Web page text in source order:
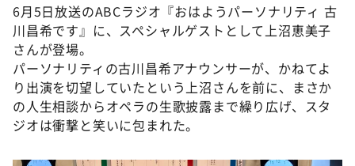
探偵！ナイトスクープ
news おかえり
河合＆A.B.C-Z塚田×福井アナ「なんでやねん！？」
（news おかえり）
DAIGOも台所 ～きょうの献立 何にする？～
本日はダイアンなり！シーズン２
6月5日放送のABCラジオ『おはようパーソナリティ 古
川昌希です』に、スペシャルゲストとして上沼恵美子
さんが登場。
パーソナリティの古川昌希アナウンサーが、かねてよ
り出演を切望していたという上沼さんを前に、まさか
の人生相談からオペラの生歌披露まで繰り広げ、スタ
ジオは衝撃と笑いに包まれた。